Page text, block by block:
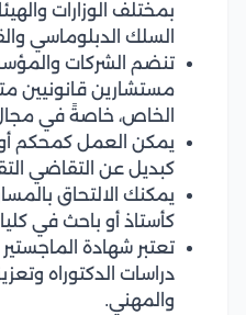
بمختلف الوزارات
السلك الدبلوماسي
تنضم الشركات
مستشارين قانونيين
الخاص، خاصةً في مجال
يمكن العمل كمحكم
كبديل عن التقاضي
يمكنك الالتحاق
كأستاذ أو باحث في
تعتبر شهادة
دراسات الدكتوراه
والمهني.